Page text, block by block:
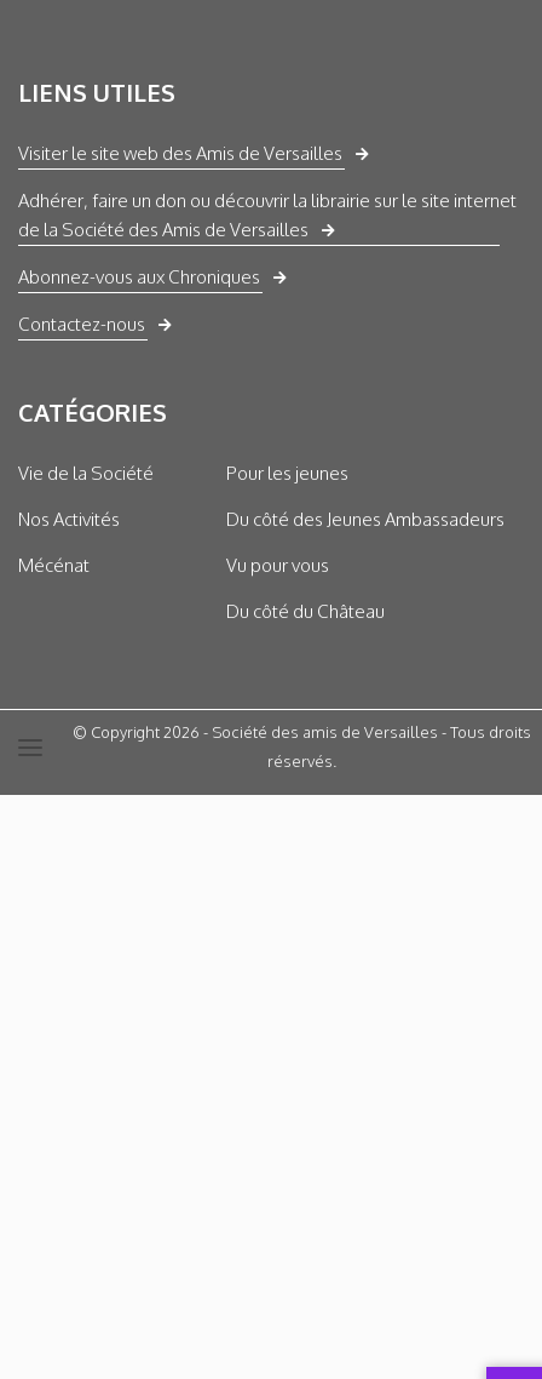
LIENS UTILES
Visiter le site web des Amis de Versailles
Adhérer, faire un don ou découvrir la librairie sur le site internet
de la Société des Amis de Versailles
Abonnez-vous aux Chroniques
Contactez-nous
CATÉGORIES
Vie de la Société
Nos Activités
Mécénat
Pour les jeunes
Du côté des Jeunes Ambassadeurs
Vu pour vous
Du côté du Château
© Copyright 2026 - Société des amis de Versailles - Tous droits
réservés.